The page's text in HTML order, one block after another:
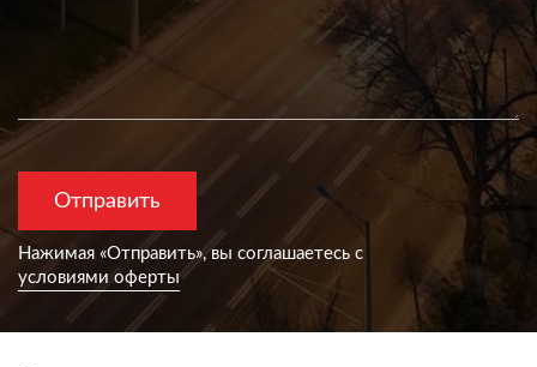
Нажимая «Отправить», вы согла­шаетесь с
условиями оферты